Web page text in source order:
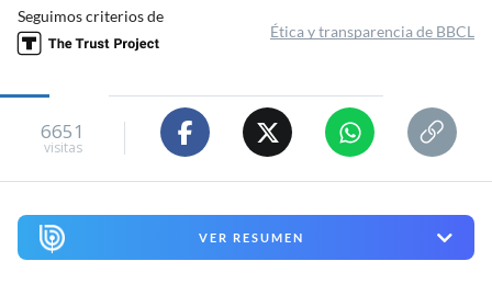
Seguimos criterios de
Ética y transparencia de BBCL
6651
visitas
VER RESUMEN